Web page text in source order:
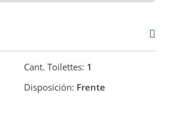
Cant. Toilettes: 1
Disposición: Frente